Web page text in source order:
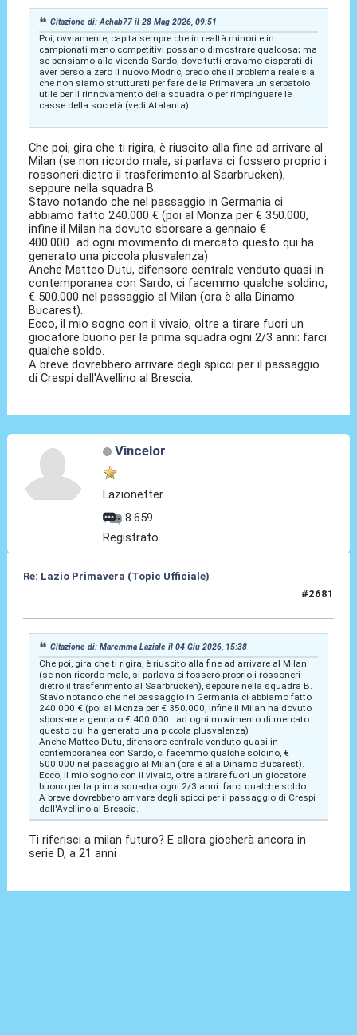
Citazione di: Achab77 il 28 Mag 2026, 09:51
Poi, ovviamente, capita sempre che in realtà minori e in
campionati meno competitivi possano dimostrare qualcosa; ma
se pensiamo alla vicenda Sardo, dove tutti eravamo disperati di
aver perso a zero il nuovo Modric, credo che il problema reale sia
che non siamo strutturati per fare della Primavera un serbatoio
utile per il rinnovamento della squadra o per rimpinguare le
casse della società (vedi Atalanta).
Che poi, gira che ti rigira, è riuscito alla fine ad arrivare al
Milan (se non ricordo male, si parlava ci fossero proprio i
rossoneri dietro il trasferimento al Saarbrucken),
seppure nella squadra B.
Stavo notando che nel passaggio in Germania ci
abbiamo fatto 240.000 € (poi al Monza per € 350.000,
infine il Milan ha dovuto sborsare a gennaio €
400.000...ad ogni movimento di mercato questo qui ha
generato una piccola plusvalenza)
Anche Matteo Dutu, difensore centrale venduto quasi in
contemporanea con Sardo, ci facemmo qualche soldino,
€ 500.000 nel passaggio al Milan (ora è alla Dinamo
Bucarest).
Ecco, il mio sogno con il vivaio, oltre a tirare fuori un
giocatore buono per la prima squadra ogni 2/3 anni: farci
qualche soldo.
A breve dovrebbero arrivare degli spicci per il passaggio
di Crespi dall'Avellino al Brescia.
Vincelor
Lazionetter
8.659
Registrato
Re: Lazio Primavera (Topic Ufficiale)
#2681
Citazione di: Maremma Laziale il 04 Giu 2026, 15:38
Che poi, gira che ti rigira, è riuscito alla fine ad arrivare al Milan
(se non ricordo male, si parlava ci fossero proprio i rossoneri
dietro il trasferimento al Saarbrucken), seppure nella squadra B.
Stavo notando che nel passaggio in Germania ci abbiamo fatto
240.000 € (poi al Monza per € 350.000, infine il Milan ha dovuto
sborsare a gennaio € 400.000...ad ogni movimento di mercato
questo qui ha generato una piccola plusvalenza)
Anche Matteo Dutu, difensore centrale venduto quasi in
contemporanea con Sardo, ci facemmo qualche soldino, €
500.000 nel passaggio al Milan (ora è alla Dinamo Bucarest).
Ecco, il mio sogno con il vivaio, oltre a tirare fuori un giocatore
buono per la prima squadra ogni 2/3 anni: farci qualche soldo.
A breve dovrebbero arrivare degli spicci per il passaggio di Crespi
dall'Avellino al Brescia.
Ti riferisci a milan futuro? E allora giocherà ancora in
serie D, a 21 anni